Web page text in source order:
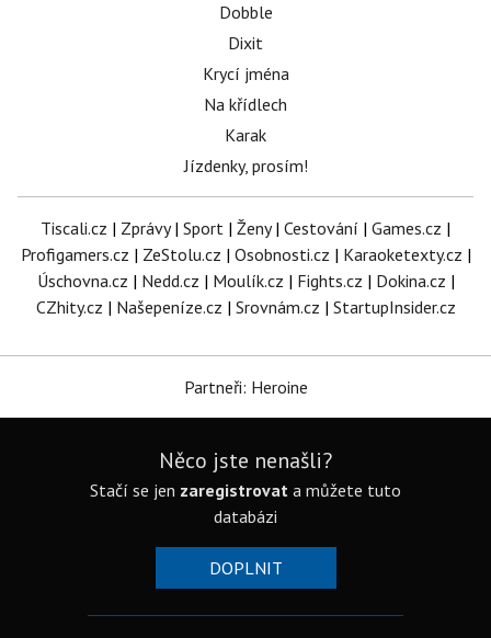
Dobble
Dixit
Krycí jména
Na křídlech
Karak
Jízdenky, prosím!
Tiscali.cz | Zprávy| Sport | Ženy| Cestování | Games.cz |
Profigamers.cz | ZeStolu.cz | Osobnosti.cz | Karaoketexty.cz |
Úschovna.cz | Nedd.cz | Moulík.cz | Fights.cz | Dokina.cz |
CZhity.cz | Našepeníze.cz | Srovnám.cz | StartupInsider.cz
Partneři: Heroine
Něco jste nenašli?
Stačí se jen zaregistrovat a můžete tuto
databázi
DOPLNIT